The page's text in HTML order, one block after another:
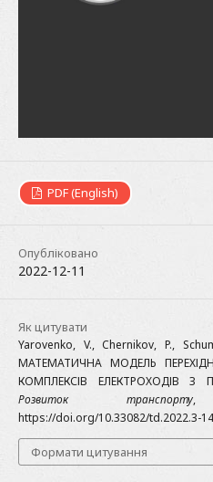
PDF (English)
Опубліковано
2022-12-11
Як цитувати
Yarovenko, V., Chernikov, P.,
МАТЕМАТИЧНА МОДЕЛЬ
КОМПЛЕКСІВ ЕЛЕКТРОХОДІВ З
Розвиток транспорту,
https://doi.org/10.33082/td.2022.3-
Формати цитування